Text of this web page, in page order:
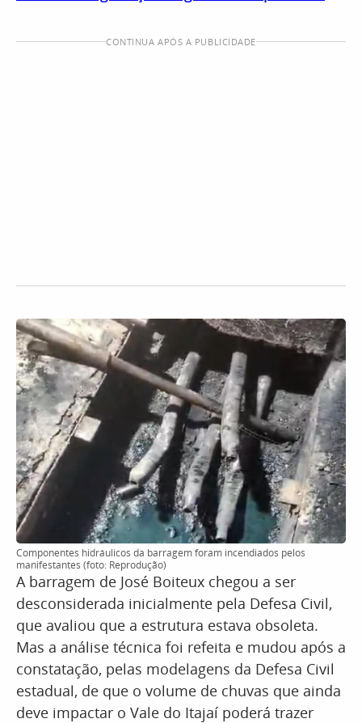
CONTINUA APÓS A PUBLICIDADE
Componentes hidráulicos da barragem foram incendiados pelos
manifestantes (foto: Reprodução)
A barragem de José Boiteux chegou a ser
desconsiderada inicialmente pela Defesa Civil,
que avaliou que a estrutura estava obsoleta.
Mas a análise técnica foi refeita e mudou após a
constatação, pelas modelagens da Defesa Civil
estadual, de que o volume de chuvas que ainda
deve impactar o Vale do Itajaí poderá trazer